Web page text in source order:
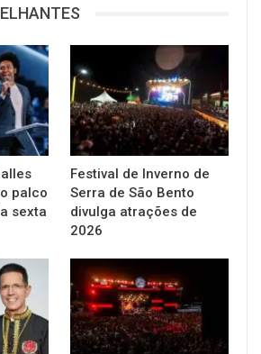
palco
sexta
Festival de Inverno de
Serra de São Bento
divulga atrações de
2026